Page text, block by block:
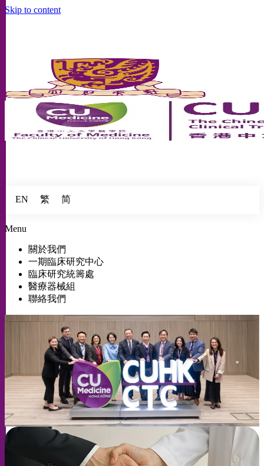
Skip to content
EN 繁 简
Menu
關於我們
一期臨床研究中心
臨床研究統籌處
醫療器械組
聯絡我們